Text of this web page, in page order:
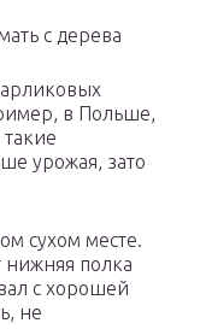
с дерева
в Польше,
урожая, зато
сухом месте.
полка
с хорошей
не